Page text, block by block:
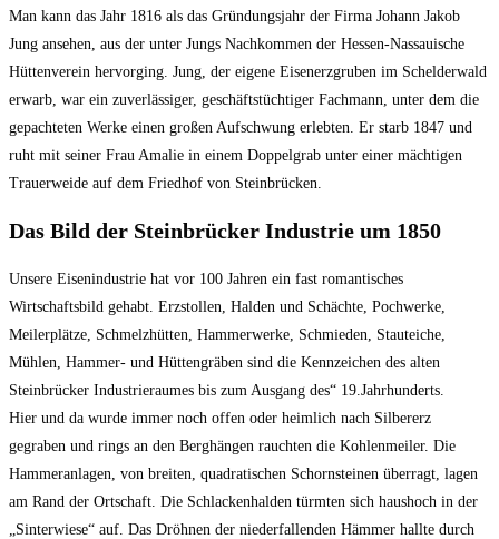
Man kann das Jahr 1816 als das Gründungsjahr der Firma Johann Jakob
Jung ansehen, aus der unter Jungs Nachkommen der Hessen-Nassauische
Hüttenverein hervorging. Jung, der eigene Eisenerzgruben im Schelderwald
erwarb, war ein zuverlässiger, geschäftstüchtiger Fachmann, unter dem die
gepachteten Werke einen großen Aufschwung erlebten. Er starb 1847 und
ruht mit seiner Frau Amalie in einem Doppelgrab unter einer mächtigen
Trauerweide auf dem Friedhof von Steinbrücken.
Das Bild der Steinbrücker Industrie um 1850
Unsere Eisenindustrie hat vor 100 Jahren ein fast romantisches
Wirtschaftsbild gehabt. Erzstollen, Halden und Schächte, Pochwerke,
Meilerplätze, Schmelzhütten, Hammerwerke, Schmieden, Stauteiche,
Mühlen, Hammer- und Hüttengräben sind die Kennzeichen des alten
Steinbrücker Industrieraumes bis zum Ausgang des“ 19.Jahrhunderts.
Hier und da wurde immer noch offen oder heimlich nach Silbererz
gegraben und rings an den Berghängen rauchten die Kohlenmeiler. Die
Hammeranlagen, von breiten, quadratischen Schornsteinen überragt, lagen
am Rand der Ortschaft. Die Schlackenhalden türmten sich haushoch in der
„Sinterwiese“ auf. Das Dröhnen der niederfallenden Hämmer hallte durch